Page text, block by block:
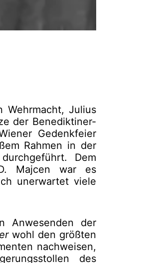
Wehrmacht, Julius
der Benediktiner-
Gedenkfeier
Rahmen in der
Dem
Majcen war es
unerwartet viele
Anwesenden der
wohl den größten
nachweisen,
des